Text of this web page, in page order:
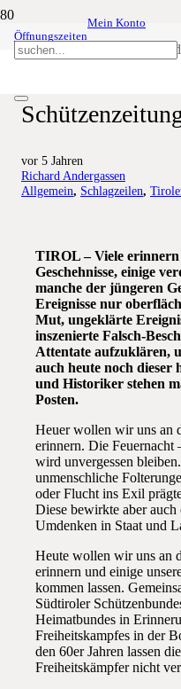
Öffnungszeiten
Mein Konto
wurde
60 Jahre
vor 5 Jahren
Richard Andergassen
Allgemein, Schlagzeilen,
TIROL – Viele erinnern
Geschehnisse, einige
manche der jüngeren
Ereignisse nur
Mut, ungeklärte
inszenierte Falsch-
Attentate aufzuklären,
auch heute noch dieser
und Historiker stehen
Posten.
Heuer wollen wir uns an
erinnern. Die Feuernacht
wird unvergessen
unmenschliche
oder Flucht ins Exil
Diese bewirkte aber
Umdenken in Staat und
Heute wollen wir uns an
erinnern und einige
kommen lassen.
Südtiroler
Heimatbundes in
Freiheitskampfes in der
den 60er Jahren lassen
Freiheitskämpfer nicht